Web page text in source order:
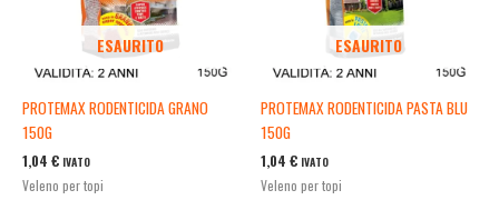
ESAURITO
PROTEMAX RODENTICIDA GRANO
150G
1,04 € IVATO
Veleno per topi
ESAURITO
PROTEMAX RODENTICIDA PASTA BLU
150G
1,04 € IVATO
Veleno per topi